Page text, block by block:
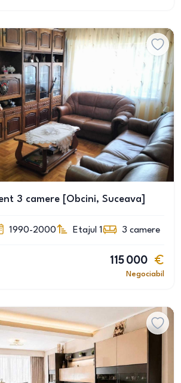
3 camere [Obcini, Suceava]
1990-2000 Etajul 1 3 camere
115 000
Negociabil